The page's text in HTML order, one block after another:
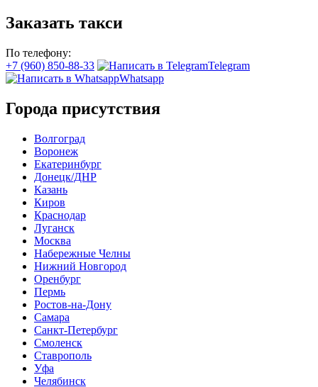
Заказать такси
По телефону:
+7 (960) 850-88-33
Telegram
Whatsapp
Города присутствия
Волгоград
Воронеж
Екатеринбург
Донецк/ДНР
Казань
Киров
Краснодар
Луганск
Москва
Набережные Челны
Нижний Новгород
Оренбург
Пермь
Ростов-на-Дону
Самара
Санкт-Петербург
Смоленск
Ставрополь
Уфа
Челябинск